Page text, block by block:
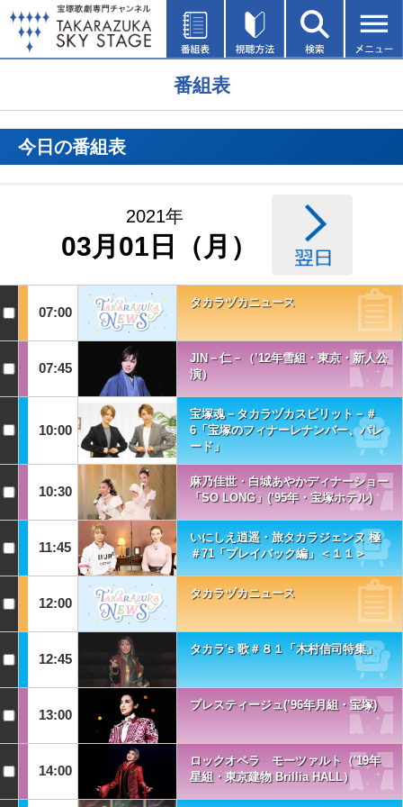
番組表
今日の番組表
2021年
03月01日（月）
07:00
タカラヅカニュース
07:45
JIN－仁－（’12年雪組・東京・新人公
演）
10:00
宝塚魂－タカラヅカスピリット－＃
6「宝塚のフィナーレナンバー、パレ
ード」
10:30
麻乃佳世・白城あやかディナーショー
「SO LONG」(’95年・宝塚ホテル)
11:45
いにしえ逍遥・旅タカラジェンヌ 極
＃71「プレイバック編」＜１１＞
12:00
タカラヅカニュース
12:45
タカラ's 歌＃８１「木村信司特集」
13:00
プレスティージュ(’96年月組・宝塚)
14:00
ロックオペラ モーツァルト（'19年
星組・東京建物 Brillia HALL）